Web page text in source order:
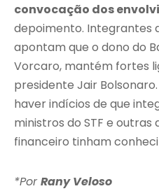
convocação dos
depoimento. Integrantes
apontam que o dono do
Vorcaro, mantém fortes
presidente Jair
haver indícios de que
ministros do STF e
financeiro tinham
*PorRany Veloso